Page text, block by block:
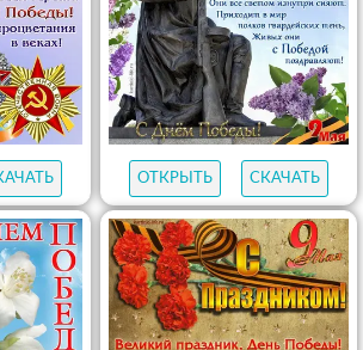
ОТКРЫТЬ СКАЧАТЬ